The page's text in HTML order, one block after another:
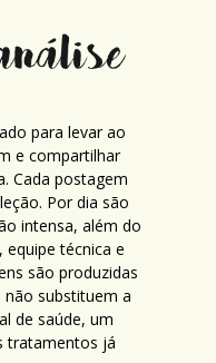
para levar ao
e compartilhar
Cada postagem
Por dia são
intensa, além do
técnica e
são produzidas
substituem a
de saúde, um
tratamentos já